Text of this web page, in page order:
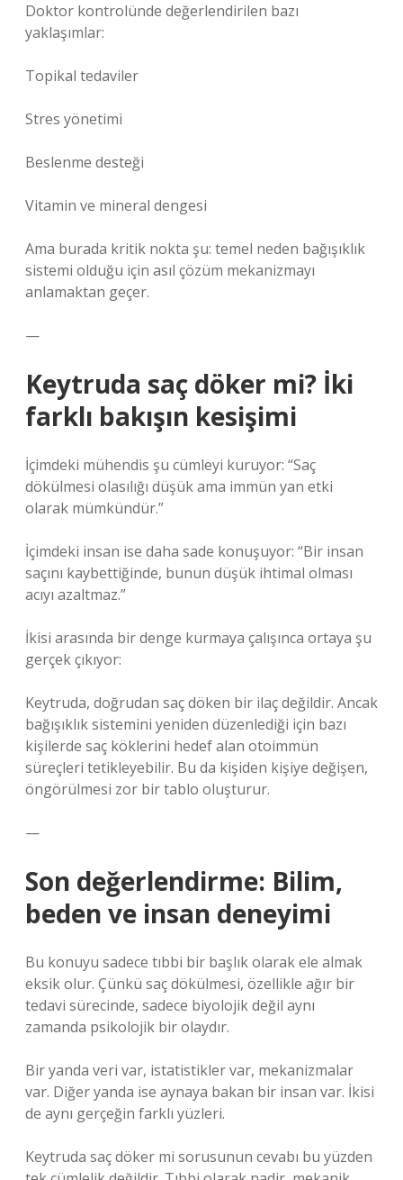
Doktor kontrolünde değerlendirilen bazı
yaklaşımlar:
Topikal tedaviler
Stres yönetimi
Beslenme desteği
Vitamin ve mineral dengesi
Ama burada kritik nokta şu: temel neden bağışıklık
sistemi olduğu için asıl çözüm mekanizmayı
anlamaktan geçer.
—
Keytruda saç döker mi? İki
farklı bakışın kesişimi
İçimdeki mühendis şu cümleyi kuruyor: “Saç
dökülmesi olasılığı düşük ama immün yan etki
olarak mümkündür.”
İçimdeki insan ise daha sade konuşuyor: “Bir insan
saçını kaybettiğinde, bunun düşük ihtimal olması
acıyı azaltmaz.”
İkisi arasında bir denge kurmaya çalışınca ortaya şu
gerçek çıkıyor:
Keytruda, doğrudan saç döken bir ilaç değildir. Ancak
bağışıklık sistemini yeniden düzenlediği için bazı
kişilerde saç köklerini hedef alan otoimmün
süreçleri tetikleyebilir. Bu da kişiden kişiye değişen,
öngörülmesi zor bir tablo oluşturur.
—
Son değerlendirme: Bilim,
beden ve insan deneyimi
Bu konuyu sadece tıbbi bir başlık olarak ele almak
eksik olur. Çünkü saç dökülmesi, özellikle ağır bir
tedavi sürecinde, sadece biyolojik değil aynı
zamanda psikolojik bir olaydır.
Bir yanda veri var, istatistikler var, mekanizmalar
var. Diğer yanda ise aynaya bakan bir insan var. İkisi
de aynı gerçeğin farklı yüzleri.
Keytruda saç döker mi sorusunun cevabı bu yüzden